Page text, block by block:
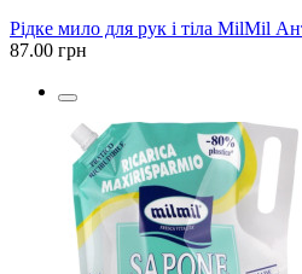
Рідке мило для рук і тіла MilMil
87.00 грн